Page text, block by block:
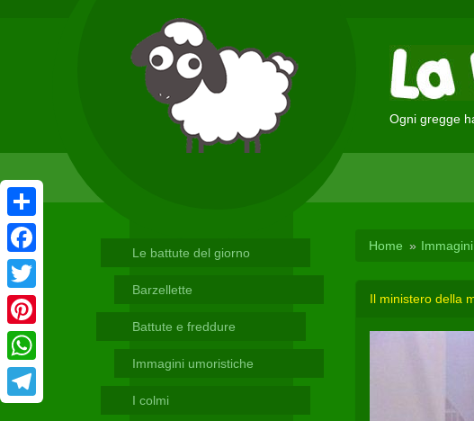
Ogni gregge
Le battute del giorno
Barzellette
Battute e freddure
Immagini umoristiche
I colmi
Home
Il ministero della
Condividi
Facebook
Twitter
Pinterest
WhatsApp